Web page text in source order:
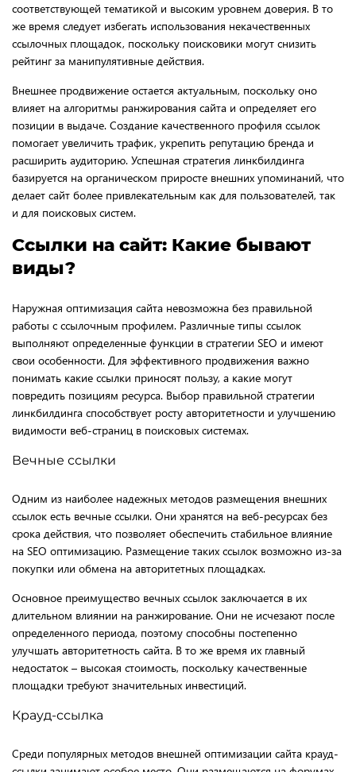
соответствующей тематикой и высоким уровнем доверия. В то
же время следует избегать использования некачественных
ссылочных площадок, поскольку поисковики могут снизить
рейтинг за манипулятивные действия.
Внешнее продвижение остается актуальным, поскольку оно
влияет на алгоритмы ранжирования сайта и определяет его
позиции в выдаче. Создание качественного профиля ссылок
помогает увеличить трафик, укрепить репутацию бренда и
расширить аудиторию. Успешная стратегия линкбилдинга
базируется на органическом приросте внешних упоминаний, что
делает сайт более привлекательным как для пользователей, так
и для поисковых систем.
Ccылки на сайт: Какие бывают
виды?
Наружная оптимизация сайта невозможна без правильной
работы с ссылочным профилем. Различные типы ссылок
выполняют определенные функции в стратегии SEO и имеют
свои особенности. Для эффективного продвижения важно
понимать какие ссылки приносят пользу, а какие могут
повредить позициям ресурса. Выбор правильной стратегии
линкбилдинга способствует росту авторитетности и улучшению
видимости веб-страниц в поисковых системах.
Вечные ссылки
Одним из наиболее надежных методов размещения внешних
ссылок есть вечные ссылки. Они хранятся на веб-ресурсах без
срока действия, что позволяет обеспечить стабильное влияние
на SEO оптимизацию. Размещение таких ссылок возможно из-за
покупки или обмена на авторитетных площадках.
Основное преимущество вечных ссылок заключается в их
длительном влиянии на ранжирование. Они не исчезают после
определенного периода, поэтому способны постепенно
улучшать авторитетность сайта. В то же время их главный
недостаток – высокая стоимость, поскольку качественные
площадки требуют значительных инвестиций.
Крауд-ссылка
Среди популярных методов внешней оптимизации сайта крауд-